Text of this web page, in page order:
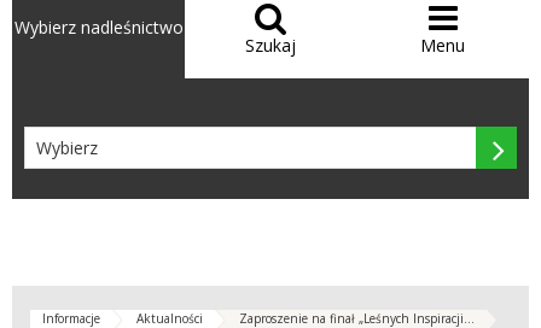
Wybierz nadleśnictwo 
Szukaj

Menu

Informacje Aktualności Zaproszenie na finał „Leśnych Inspiracji...